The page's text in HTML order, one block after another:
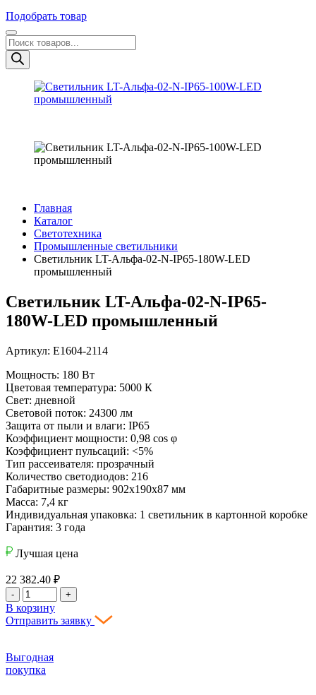
Подобрать товар
Поиск
товаров
Главная
Каталог
Светотехника
Промышленные светильники
Светильник LT-Альфа-02-N-IP65-180W-LED
промышленный
Светильник LT-Альфа-02-N-IP65-
180W-LED промышленный
Артикул: Е1604-2114
Мощность: 180 Вт
Цветовая температура: 5000 К
Свет: дневной
Световой поток: 24300 лм
Защита от пыли и влаги: IP65
Коэффициент мощности: 0,98 cos φ
Коэффициент пульсаций: <5%
Тип рассеивателя: прозрачный
Количество светодиодов: 216
Габаритные размеры: 902х190х87 мм
Масса: 7,4 кг
Индивидуальная упаковка: 1 светильник в картонной коробке
Гарантия: 3 года
Лучшая цена
22 382.40 ₽
- +
В корзину
Отправить заявку
Выгодная
покупка